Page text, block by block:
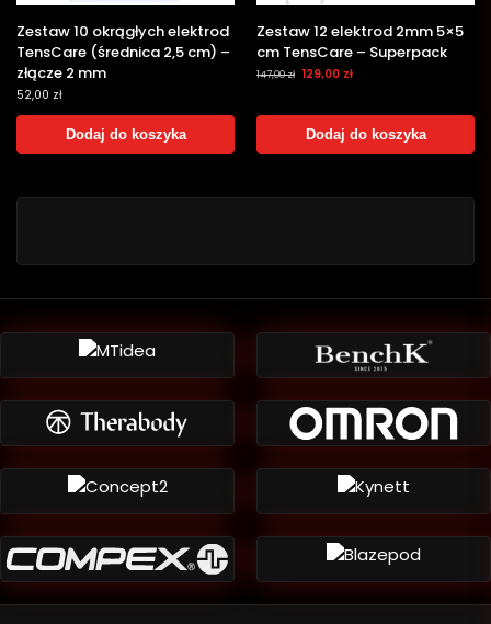
Zestaw 10 okrągłych elektrod
TensCare (średnica 2,5 cm) –
złącze 2 mm
52,00 zł
Dodaj do koszyka
Zestaw 12 elektrod 2mm 5×5
cm TensCare – Superpack
147,00zł 129,00 zł
Dodaj do koszyka